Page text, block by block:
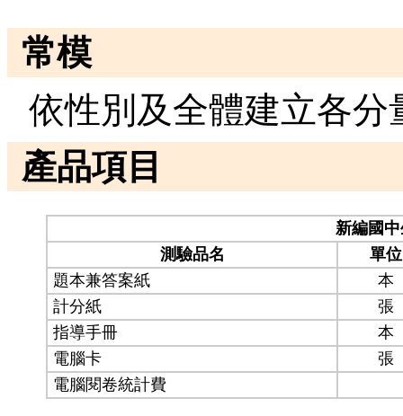
常模
依性別及全體建立各
產品項目
新編國
測驗品名
單位
題本兼答案紙
本
計分紙
張
指導手冊
本
電腦卡
張
電腦閱卷統計費